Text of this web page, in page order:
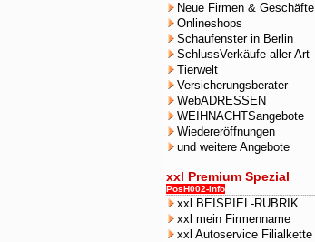
Neue Firmen & Geschäfte
Onlineshops
Schaufenster in Berlin
SchlussVerkäufe aller Art
Tierwelt
Versicherungsberater
WebADRESSEN
WEIHNACHTSangebote
Wiedereröffnungen
und weitere Angebote
xxl Premium Spezial
PosH002-info
xxl BEISPIEL-RUBRIK
xxl mein Firmenname
xxl Autoservice Filialkette